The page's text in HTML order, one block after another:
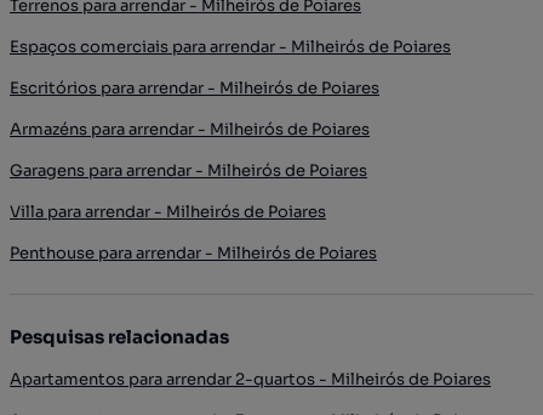
Terrenos para arrendar - Milheirós de Poiares
Espaços comerciais para arrendar - Milheirós de Poiares
Escritórios para arrendar - Milheirós de Poiares
Armazéns para arrendar - Milheirós de Poiares
Garagens para arrendar - Milheirós de Poiares
Villa para arrendar - Milheirós de Poiares
Penthouse para arrendar - Milheirós de Poiares
Pesquisas relacionadas
Apartamentos para arrendar 2-quartos - Milheirós de Poiares